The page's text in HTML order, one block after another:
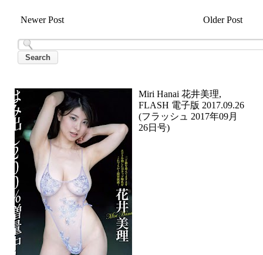
Newer Post Older Post
Miri Hanai 花井美理,
FLASH 電子版 2017.09.26
(フラッシュ 2017年09月
26日号)